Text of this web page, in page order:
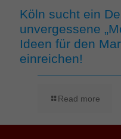
Köln sucht ein
unvergessene
Ideen für den
einreichen!
Read more